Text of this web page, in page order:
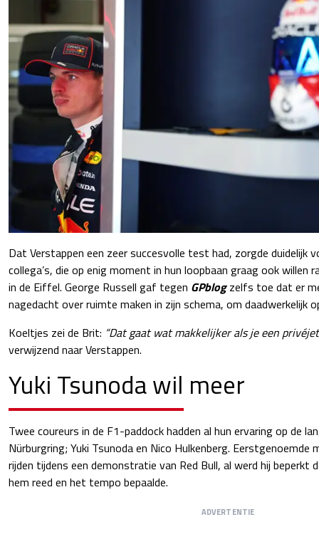
Dat Verstappen een zeer succesvolle test had, zorgde duidelijk
collega’s, die op enig moment in hun loopbaan graag ook willen
in de Eiffel. George Russell gaf tegen GPblogzelfs toe dat er
nagedacht over ruimte maken in zijn schema, om daadwerkelijk
Koeltjes zei de Brit: “Dat gaat wat makkelijker als je een
verwijzend naar Verstappen.
Yuki Tsunoda wil meer
Twee coureurs in de F1-paddock hadden al hun ervaring op de
Nürburgring; Yuki Tsunoda en Nico Hulkenberg. Eerstgenoemde
rijden tijdens een demonstratie van Red Bull, al werd hij beperkt
hem reed en het tempo bepaalde.
ADVERTENTIE